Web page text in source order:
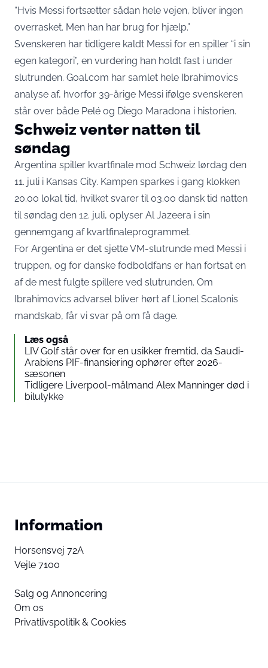
“Hvis Messi fortsætter sådan hele vejen, bliver ingen
overrasket. Men han har brug for hjælp.”
Svenskeren har tidligere kaldt Messi for en spiller “i sin
egen kategori”, en vurdering han holdt fast i under
slutrunden. Goal.com har samlet hele Ibrahimovics
analyse af, hvorfor 39-årige Messi ifølge svenskeren
står over både Pelé og Diego Maradona i historien.
Schweiz venter natten til
søndag
Argentina spiller kvartfinale mod Schweiz lørdag den
11. juli i Kansas City. Kampen sparkes i gang klokken
20.00 lokal tid, hvilket svarer til 03.00 dansk tid natten
til søndag den 12. juli, oplyser Al Jazeera i sin
gennemgang af kvartfinaleprogrammet.
For Argentina er det sjette VM-slutrunde med Messi i
truppen, og for danske fodboldfans er han fortsat en
af de mest fulgte spillere ved slutrunden. Om
Ibrahimovics advarsel bliver hørt af Lionel Scalonis
mandskab, får vi svar på om få dage.
Læs også
LIV Golf står over for en usikker fremtid, da Saudi-
Arabiens PIF-finansiering ophører efter 2026-
sæsonen
Tidligere Liverpool-målmand Alex Manninger død i
bilulykke
Information
Horsensvej 72A
Vejle 7100
Salg og Annoncering
Om os
Privatlivspolitik & Cookies